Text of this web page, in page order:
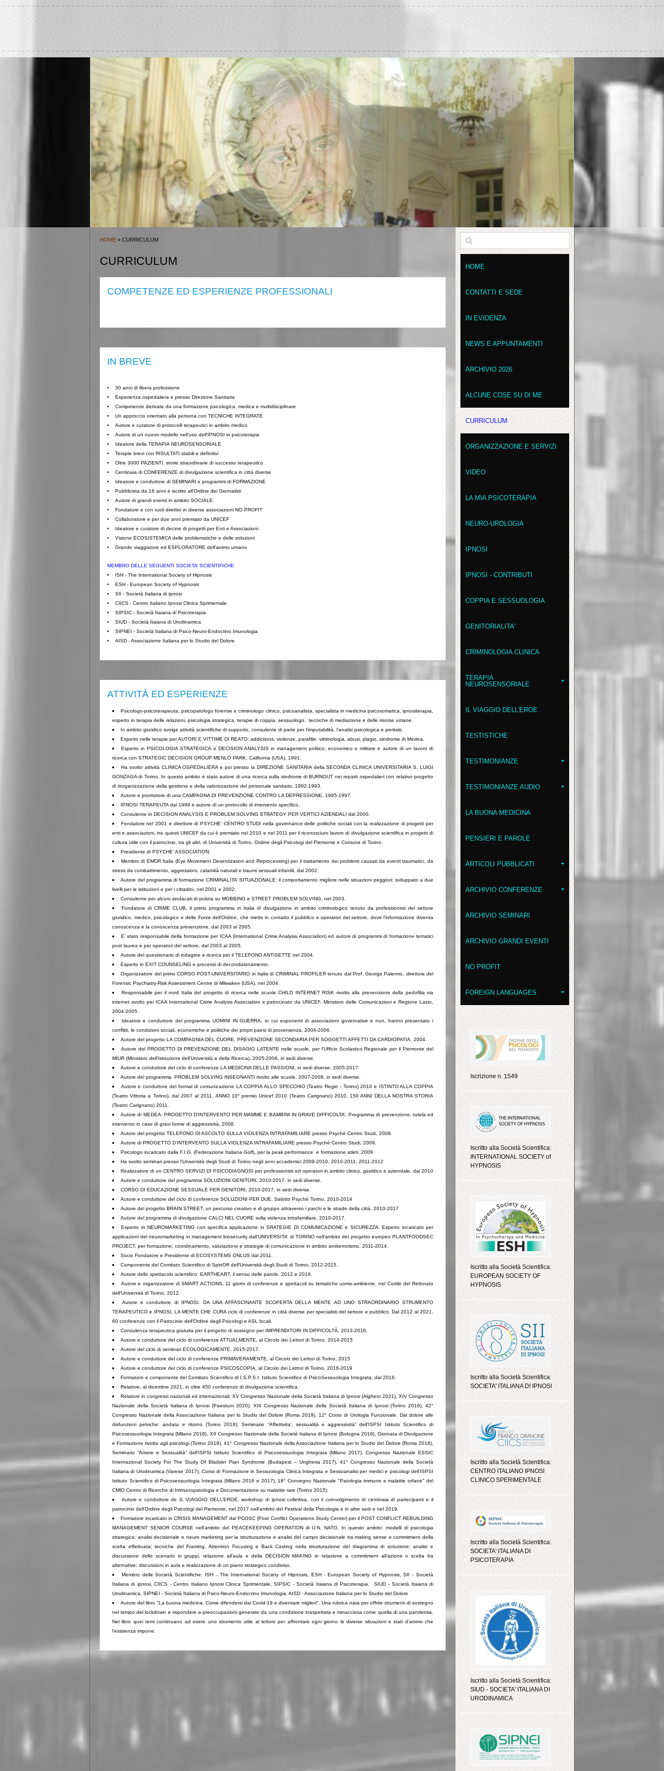
HOME » CURRICULUM
CURRICULUM
COMPETENZE ED ESPERIENZE PROFESSIONALI
IN BREVE
• 30 anni di libera professione
• Esperienza ospedaliera e presso Direzione Sanitaria
• Competenze derivate da una formazione psicologica, medica e multidisciplinare
• Un approccio orientato alla persona con TECNICHE INTEGRATE
• Autore e curatore di protocolli terapeutici in ambito medico
• Autore di un nuovo modello nell'uso dell'IPNOSI in psicoterapia
• Ideatore della TERAPIA NEUROSENSORIALE
• Terapie brevi con RISULTATI stabili e definitivi
•
Oltre 3000 PAZIENTI,
storie straordinarie di successo terapeutico
•
Centinaia di CONFERENZE di divulgazione scientifica in città diverse
• Ideatore e conduttore di SEMINARI e programmi di FORMAZIONE
• Pubblicista da 16 anni e iscritto all'Ordine dei Giornalisti
• Autore di grandi eventi in ambito SOCIALE
• Fondatore e con ruoli direttivi in diverse associazioni NO PROFIT
• Collaboratore e per due anni premiato da UNICEF
• Ideatore e curatore di decine di progetti per Enti e Associazioni
• Visione ECOSISTEMICA delle problematiche e delle soluzioni
• Grande viaggiatore ed ESPLORATORE dell'animo umano
MEMBRO DELLE SEGUENTI SOCIETA’ SCIENTIFICHE
• ISH - The International Society of Hipnosis
• ESH - European Society of Hypnosis
• SII - Società Italiana di ipnosi
• CIICS - Centro Italiano Ipnosi Clinica Sprimentale
• SIPSIC - Società Itaiana di Psicoterapia
• SIUD - Società Itaiana di Urodinamica
• SIPNEI - Società Italiana di Psico-Neuro-Endocrino Imunologia
• AISD - Associazione Italiana per lo Studio del Dolore
ATTIVITÀ ED ESPERIENZE
Psicologo-psicoterapeuta, psicopatologo forense e criminologo clinico, psicoanalista, specialista in medicina psicosomatica, ipnositerapia,
esperto in terapia delle relazioni, psicologia strategica, terapie di coppia, sessuologo, tecniche di mediazione e delle risorse umane.
In ambito giuridico svolge attività scientifiche di supporto, consulente di parte per l’imputabilità, l’analisi psicologica e peritale.
Esperto nelle terapie per AUTORI E VITTIME DI REATO: addictions, violenze, parafilie. vittimologia, abusi, plagio, sindrome di Medea.
Esperto in PSICOLOGIA STRATEGICA e DECISION ANALYSIS in management politico, economico e militare e autore di un lavoro di
ricerca con STRATEGIC DECISION GROUP MENLO PARK, California (USA), 1991.
Ha svolto attività CLINICA OSPEDALIERA e poi presso la DIREZIONE SANITARIA della SECONDA CLINICA UNIVERSITARIA S. LUIGI
GONZAGA di Torino. In questo ambito è stato autore di una ricerca sulla sindrome di BURNOUT nei reparti ospedalieri con relativo progetto
di riorganizzazione della gestione e della valorizzazione del personale sanitario, 1992-1993.
Autore e promotore di una CAMPAGNA DI PREVENZIONE CONTRO LA DEPRESSIONE, 1995-1997.
IPNOSI TERAPEUTA dal 1999 e autore di un protocollo di intervento specifico.
Consulente in DECISION ANALYSIS E PROBLEM SOLVING STRATEGY PER VERTICI AZIENDALI dal 2000.
Fondatore nel 2001 e direttore di PSYCHE’ CENTRO STUDI nella governance delle politiche sociali con la realizzazione di progetti per
enti e associazioni, tra questi UNICEF da cui è premiato nel 2010 e nel 2011 per il riconosciuto lavoro di divulgazione scientifica in progetti di
cultura utile con il patrocinio, tra gli altri, di Università di Torino, Ordine degli Psicologi del Piemonte e Comune di Torino.
Presidente di PSYCHE’ ASSOCIATION.
Membro di EMDRItalia (Eye Movement Desentization and Reprocessing) per il trattamento dei problemi causati da eventi traumatici, da
stress da combattimento, aggressioni, calamità naturali e traumi sessuali infantili, dal 2002.
Autore del programma di formazione CRIMINALITA’ SITUAZIONALE: il comportamento migliore nelle situazioni peggiori; sviluppato a due
livelli per le istituzioni e per i cittadini, nel 2001 e 2002.
Consulente per alcuni sindacati di polizia su MOBBING e STREET PROBLEM SOLVING, nel 2003.
Fondatore di CRIME CLUB, il primo programma in Italia di divulgazione in ambito criminologico tenuto da professionisti del settore
giuridico, medico, psicologico e delle Forze dell’Ordine, che mette in contatto il pubblico e operatori del settore, dove l’informazione diventa
conoscenza e la conoscenza prevenzione, dal 2003 al 2005.
E’ stato responsabile della formazione per ICAA (International Crime Analysis Association) ed autore di programmi di formazione tematici
post laurea e per operatori del settore, dal 2003 al 2005.
Autore del questionario di indagine e ricerca per il TELEFONO ANTISETTE nel 2004.
Esperto in EXIT COUNSELING e processi di decondizionamento.
Organizzatore del primo CORSO POST-UNIVERSITARIO in Italia di CRIMINAL PROFILER tenuto dal Prof. George Palermo, direttore del
Forensic Psychiatry-Risk Assessment Centre di Milwakee (USA), nel 2004.
Responsabile per il nord Italia del progetto di ricerca nelle scuole CHILD INTERNET RISK rivolto alla prevenzione della pedofilia via
internet svolto per ICAA International Crime Analysis Association e patrocinato da UNICEF, Ministero delle Comunicazioni e Regione Lazio,
2004-2005.
Ideatore e conduttore del programma UOMINI IN GUERRA, in cui esponenti di associazioni governative e non, hanno presentato i
conflitti, le condizioni sociali, economiche e politiche dei propri paesi di provenienza, 2004-2006.
Autore del progetto LA COMPAGNIA DEL CUORE, PREVENZIONE SECONDARIA PER SOGGETTI AFFETTI DA CARDIOPATIA, 2004.
Autore del PROGETTO DI PREVENZIONE DEL DISAGIO LATENTE nelle scuole, per l’Ufficio Scolastico Regionale per il Piemonte del
MIUR (Ministero dell’Istruzione dell’Università e della Ricerca), 2005-2006, in sedi diverse.
Autore e conduttore del ciclo di conferenze LA MEDICINA DELLE PASSIONI, in sedi diverse, 2005-2017
Autore del programma PROBLEM SOLVING INSEGNANTI rivolto alle scuole, 2007-2008, in sedi diverse.
Autore e conduttore del format di comunicazione LA COPPIA ALLO SPECCHIO (Teatro Regio - Torino) 2010 e ISTINTO ALLA COPPIA
(Teatro Vittoria a Torino), dal 2007 al 2011, ANNO 10° premio Unicef 2010 (Teatro Carignano) 2010, 150 ANNI DELLA NOSTRA STORIA
(Teatro Carignano) 2011.
Autore di MEDEA: PROGETTO D’INTERVENTO PER MAMME E BAMBINI IN GRAVE DIFFICOLTA’. Programma di prevenzione, tutela ed
intervento in caso di gravi forme di aggressività, 2008.
Autore del progetto TELEFONO DI ASCOLTO SULLA VIOLENZA INTRAFAMILIARE presso Psychè Centro Studi, 2009.
Autore di PROGETTO D’INTERVENTO SULLA VIOLENZA INTRAFAMILIARE presso Psychè Centro Studi, 2009.
Psicologo incaricato dalla F.I.G. (Federazione Italiana Golf), per la peak performance e formazione atleti, 2009
Ha svolto seminari presso l’Università degli Studi di Torino negli anni accademici 2009-2010, 2010-2011, 2011-2012
Realizzatore di un CENTRO SERVIZI DI PSICODIAGNOSI per professionisti ed operatori in ambito clinico, giuridico e aziendale, dal 2010
Autore e conduttore del programma SOLUZIONI GENITORI, 2010-2017, in sedi diverse.
CORSO DI EDUCAZIONE SESSUALE PER GENITORI, 2010-2017, in sedi diverse.
Autore e conduttore del ciclo di conferenze SOLUZIONI PER DUE, Salotto Psychè Torino, 2010-2014
Autore del progetto BRAIN STREET, un percorso creativo e di gruppo attraverso i parchi e le strade della città, 2010-2017
Autore del programma di divulgazione CALCI NEL CUORE sulla violenza intrafamiliare, 2010-2017.
Esperto in NEUROMARKETING con specifica applicazione in SRATEGIE DI COMUNICAZIONE e SICUREZZA. Esperto incaricato per
applicazioni del neuromarketing in management biosecurity dall’UNIVERSITA’ di TORINO nell’ambito del progetto europeo PLANTFOODSEC
PROJECT, per formazione, coordinamento, valutazione e strategie di comunicazione in ambito antiterrorismo. 2011-2014.
Socio Fondatore e Presidente di ECOSYSTEMS ONLUS dal 2011.
Componente del Comitato Scientifico di SpinOff dell'Università degli Studi di Torino, 2012-2015.
Autore dello spettacolo scientifico EARTHEART, il senso delle parole, 2012 e 2019.
Autore e organizzatore di SMART ACTIONS, 11 giorni di conferenze e spettacoli su tematiche uomo-ambiente, nel Cortile del Rettorato
dell’Università di Torino, 2012.
Autore e conduttore di IPNOSI. DA UNA AFFASCINANTE SCOPERTA DELLA MENTE AD UNO STRAORDINARIO STRUMENTO
TERAPEUTICO e IPNOSI, LA MENTE CHE CURA ciclo di conferenze in città diverse per specialisti del settore e pubblico. Dal 2012 al 2021,
60 conferenze con il Patrocinio dell’Ordine degli Psicologi e ASL locali.
Consulenza terapeutica gratuita per il progetto di sostegno per IMPRENDITORI IN DIFFICOLTÀ, 2013-2016.
Autore e conduttore del ciclo di conferenze ATTUALMENTE, al Circolo dei Lettori di Torino, 2014-2015
Autore del ciclo di seminari ECOLOGICAMENTE, 2015-2017.
Autore e conduttore del ciclo di conferenze PRIMAVERAMENTE, al Circolo dei Lettori di Torino, 2015
Autore e conduttore del ciclo di conferenze PSICOSCOPIA, al Circolo dei Lettori di Torino, 2016-2019
Formatore e componente del Comitato Scientifico di I.S.P.S.I. Istituto Scientifico di PsicoSessuologia Integrata, dal 2016.
Relatore, al dicembre 2021 , in oltre 450 conferenze di divulgazione scientifica.
Relatore in congressi nazionali ed internazionali:XV Congresso Nazionale della Società Italiana di Ipnosi (Alghero 2021), XIV Congresso
Nazionale della Società Italiana di Ipnosi (Paestum 2020), XIII Congresso Nazionale della Società Italiana di Ipnosi (Torino 2019), 42°
Congresso Nazionale della Associazione Italiana per lo Studio del Dolore (Roma 2019), 12° Corso di Urologia Funzionale. Dal dolore alle
disfunzioni pelviche: andata e ritorno (Torino 2018), Seminario “Affettivita', sessualità e aggressività” dell'ISPSI Istituto Scientifico di
Psicosessuologia Integrata (Milano 2018), XII Congresso Nazionale della Societè Italiana di Ipnosi (Bologna 2018), Giornata di Divulgazione
e Formazione rivolta agli psicologi (Torino 2018), 41° Congresso Nazionale della Associazione Italiana per lo Studio del Dolore (Roma 2018),
Seminario “Amore e Sessualità” dell'ISPSI Istituto Scientifico di Psicosessuologia Integrata (Milano 2017), Congresso Nazionale ESSIC
Internazional Society For The Study Of Bladder Pian Syndrome (Budapest – Ungheria 2017), 41° Congresso Nazionale della Società
Italiana di Urodinamica (Varese 2017), Corso di Formazione in Sessuologia Clinica Integrata e Sessoanalisi per medici e psicologi dell'ISPSI
Istituto Scientifico di Psicosessuologia Integrata (Milano 2016 e 2017), 18° Convegno Nazionale "Patologia immune e malattie orfane" del
CMID Centro di Ricerche di Immunopatologia e Documentazione su malattie rare (Torino 2015).
Autore e conduttore de IL VIAGGIO DELL’EROE, workshop di ipnosi collettiva, con il coinvolgimento di centinaia di partecipanti e il
patrocinio dell’Ordine degli Psicologi del Piemonte, nel 2017 nell’ambito del Festival della Psicologia e in altre sedi e nel 2019.
Formatore incaricato in CRISIS MANAGEMENT dal PCOSC (Post Conflict Operations Study Center) per il POST CONFLICT REBUILDING
MANAGEMENT SENIOR COURSE nell’ambito del PEACEKEEPING OPERATION di U.N. NATO. In questo ambito: modelli di psicologia
strategica; analisi decisionale e neuro marketing per la strutturazione e analisi del campo decisionale tra making sense e commitment della
scelta effettuata; tecniche del Framing, Attention Focusing e Back Casting nella strutturazione del diagramma di soluzione; analisi e
discussione dello scenario in gruppi, relazione all’aula e della DECISION MAKING in relazione a commitment all’azione o scelta fra
alternative; discussioni in aula e realizzazione di un piano strategico condiviso.
Membro delle Società Scientifiche: ISH - The International Society of Hipnosis, ESH - European Society of Hypnosis, SII - Società
Italiana di ipnosi, CIICS - Centro Italiano Ipnosi Clinica Sprimentale, SIPSIC - Società Itaiana di Psicoterapia, SIUD - Società Itaiana di
Urodinamica, SIPNEI - Società Italiana di Psico-Neuro-Endocrino Imunologia, AISD - Associazione Italiana per lo Studio del Dolore
Autore del libro "La buona medicina. Come difendersi dal Covid-19 e diventare migliori". Una rubrica nata per offrire strumenti di sostegno
nel tempo del lockdown e rispondere a preoccupazioni generate da una condizione inaspettata e minacciosa come quella di una pandemia.
Nel libro quei temi continuano ad esere uno strumento utile al lettore per affrontare ogni giorno le diverse situazioni e stati d'animo che
l'esistenza impone.
HOME
CONTATTI E SEDE
IN EVIDENZA
NEWS E APPUNTAMENTI
ARCHIVIO 2026
ALCUNE COSE SU DI ME
CURRICULUM
ORGANIZZAZIONE E SERVIZI
VIDEO
LA MIA PSICOTERAPIA
NEURO-UROLOGIA
IPNOSI
IPNOSI - CONTRIBUTI
COPPIA E SESSUOLOGIA
GENITORIALITA'
CRIMINOLOGIA CLINICA
TERAPIA
NEUROSENSORIALE
IL VIAGGIO DELL'EROE
TESTISTICHE
TESTIMONIANZE
TESTIMONIANZE AUDIO
LA BUONA MEDICINA
PENSIERI E PAROLE
ARTICOLI PUBBLICATI
ARCHIVIO CONFERENZE
ARCHIVIO SEMINARI
ARCHIVIO GRANDI EVENTI
NO PROFIT
FOREIGN LANGUAGES
Iscrizione n. 1549
Iscritto alla Società Scientifica:
INTERNATIONAL SOCIETY of
HYPNOSIS
Iscritto alla Società Scientifica:
EUROPEAN SOCIETY OF
HYPNOSIS
Iscritto alla Società Scientifica:
SOCIETA' ITALIANA DI IPNOSI
Iscritto alla Società Scientifica:
CENTRO ITALIANO IPNOSI
CLINICO SPERIMENTALE
Iscritto alla Società Scientifica:
SOCIETA' ITALIANA DI
PSICOTERAPIA
Iscritto alla Società Scientifica:
SIUD - SOCIETA' ITALIANA DI
URODINAMICA